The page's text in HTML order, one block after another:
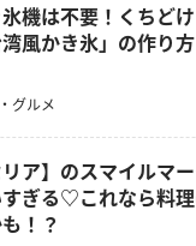
機は不要！くちど
湾風かき氷」の作り
グルメ
リア】のスマイルマ
ぎる♡これなら料
！？